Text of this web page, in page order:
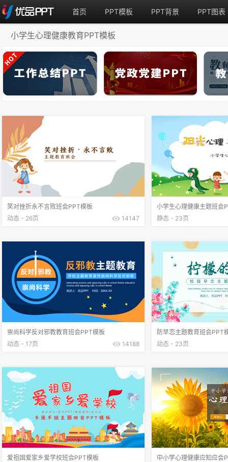
首页 PPT模板 PPT背景 PPT图表
小学生心理健康教育PPT模板
笑对挫折永不言败班会PPT模板
动态 - 26页
14147
小学生心理健康主题班会
静态 - 23页
崇尚科学反对邪教教育班会PPT模板
动态 - 17页
14188
防早恋主题教育班会PPT
动态 - 23页
爱祖国爱家乡爱学校班会PPT模板
中小学心理健康应知应会